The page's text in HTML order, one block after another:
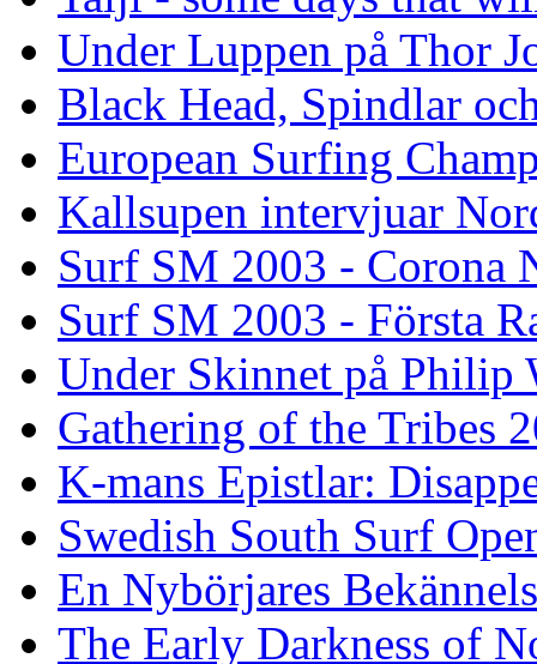
Under Luppen på Thor
Black Head, Spindlar
European Surfing
Kallsupen intervjuar
Surf SM 2003 - Corona
Surf SM 2003 - Första
Under Skinnet på Philip
Gathering of the Tribes
K-mans Epistlar:
Swedish South Surf
En Nybörjares
The Early Darkness of